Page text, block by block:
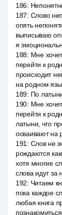
186:
187: Слово
опять
выписываю
я
188: Мне
перейти к
происходит
на родном
189: По
190: Мне
перейти к
латыни, что
осваивают на
191 : Слов не
рождаются
хотя многие
слова идут за
192: Читаем
пока каждое
любая книга